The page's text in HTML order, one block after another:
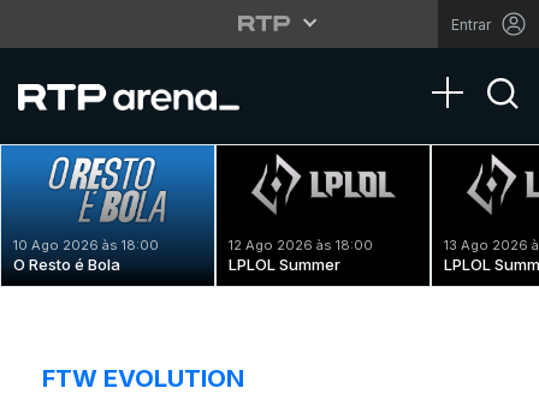
Entrar
Toggle
10 Ago 2026 às 18:00
O Resto é Bola
12 Ago 2026 às 18:00
LPLOL Summer
13 Ago 2026
LPLOL
FTW EVOLUTION